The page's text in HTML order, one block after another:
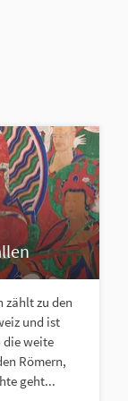
zählt zu den
und ist
die weite
Römern,
geht...